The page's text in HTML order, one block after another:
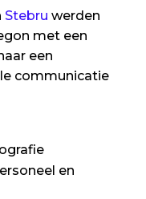
Stebru werden
met een
een
communicatie
en